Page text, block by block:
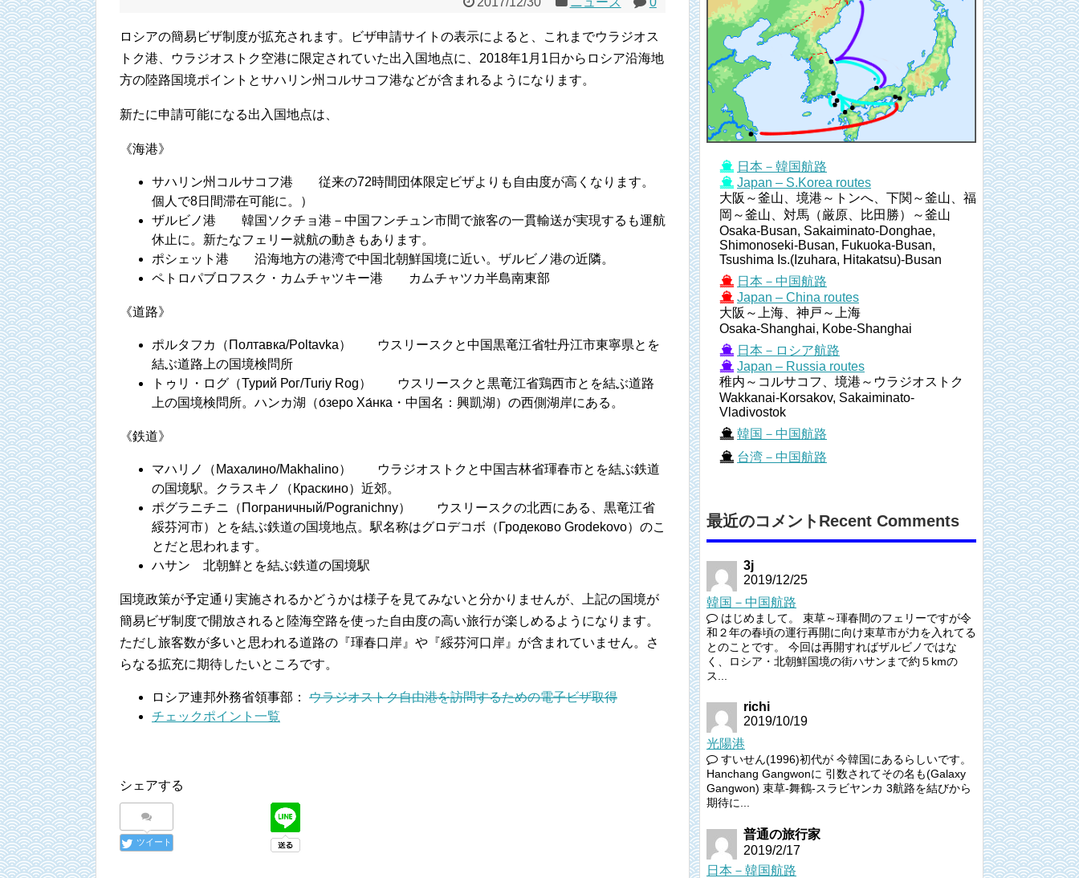
ロシアの簡易ビザ制度が拡充されます。ビザ申請サイトの表示によると、これまでウラジオス
トク港、ウラジオストク空港に限定されていた出入国地点に、2018年1月1日からロシア沿海地
方の陸路国境ポイントとサハリン州コルサコフ港などが含まれるようになります。
新たに申請可能になる出入国地点は、
《海港》
サハリン州コルサコフ港 従来の72時間団体限定ビザよりも自由度が高くなります。
個人で8日間滞在可能に。）
ザルビノ港 韓国ソクチョ港－中国フンチュン市間で旅客の一貫輸送が実現するも運航
休止に。新たなフェリー就航の動きもあります。
ポシェット港 沿海地方の港湾で中国北朝鮮国境に近い。ザルビノ港の近隣。
ペトロパブロフスク・カムチャツキー港 カムチャツカ半島南東部
《道路》
ポルタフカ（Полтавка/Poltavka） ウスリースクと中国黒竜江省牡丹江市東寧県とを
結ぶ道路上の国境検問所
トゥリ・ログ（Турий Рог/Turiy Rog） ウスリースクと黒竜江省鶏西市とを結ぶ道路
上の国境検問所。ハンカ湖（о́зеро Ха́нка・中国名：興凱湖）の西側湖岸にある。
《鉄道》
マハリノ（Махалино/Makhalino） ウラジオストクと中国吉林省琿春市とを結ぶ鉄道
の国境駅。クラスキノ（Краскино）近郊。
ポグラニチニ（Пограничный/Pogranichny） ウスリースクの北西にある、黒竜江省
綏芬河市）とを結ぶ鉄道の国境地点。駅名称はグロデコボ（Гродеково Grodekovo）のこ
とだと思われます。
ハサン 北朝鮮とを結ぶ鉄道の国境駅
国境政策が予定通り実施されるかどうかは様子を見てみないと分かりませんが、上記の国境が
簡易ビザ制度で開放されると陸海空路を使った自由度の高い旅行が楽しめるようになります。
ただし旅客数が多いと思われる道路の『琿春口岸』や『綏芬河口岸』が含まれていません。さ
らなる拡充に期待したいところです。
ロシア連邦外務省領事部： ウラジオストク自由港を訪問するための電子ビザ取得
チェックポイント一覧
シェアする
ツイート
日本－韓国航路
Japan – S.Korea routes
大阪～釜山、境港～トンへ、下関～釜山、福
岡～釜山、対馬（厳原、比田勝）～釜山
Osaka-Busan, Sakaiminato-Donghae,
Shimonoseki-Busan, Fukuoka-Busan,
Tsushima Is.(Izuhara, Hitakatsu)-Busan
日本－中国航路
Japan – China routes
大阪～上海、神戸～上海
Osaka-Shanghai, Kobe-Shanghai
日本－ロシア航路
Japan – Russia routes
稚内～コルサコフ、境港～ウラジオストク
Wakkanai-Korsakov, Sakaiminato-
Vladivostok
韓国－中国航路
台湾－中国航路
最近のコメントRecent Comments
3j
2019/12/25
韓国－中国航路
はじめまして。 束草～琿春間のフェリーですが令
和２年の春頃の運行再開に向け束草市が力を入れてる
とのことです。 今回は再開すればザルビノではな
く、ロシア・北朝鮮国境の街ハサンまで約５kmの
ス...
richi
2019/10/19
光陽港
すいせん(1996)初代が 今韓国にあるらしいです。
Hanchang Gangwonに 引数されてその名も(Galaxy
Gangwon) 束草-舞鶴-スラビヤンカ 3航路を結びから
期待に...
普通の旅行家
2019/2/17
日本－韓国航路